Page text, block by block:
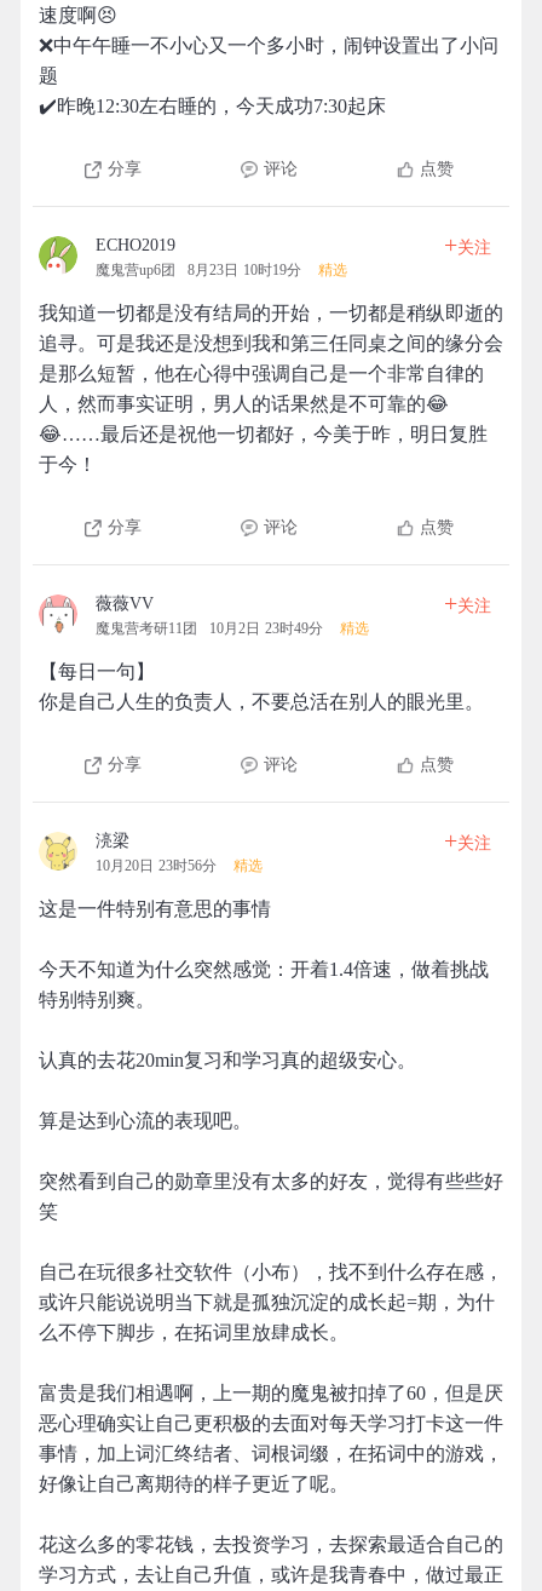
速度啊😣
❌中午午睡一不小心又一个多小时，闹钟设置出了小问
题
✔️昨晚12:30左右睡的，今天成功7:30起床
分享 评论 点赞
ECHO2019
魔鬼营up6团 8月23日 10时19分 精选
+关注
我知道一切都是没有结局的开始，一切都是稍纵即逝的
追寻。可是我还是没想到我和第三任同桌之间的缘分会
是那么短暂，他在心得中强调自己是一个非常自律的
人，然而事实证明，男人的话果然是不可靠的😂
😂……最后还是祝他一切都好，今美于昨，明日复胜
于今！
分享 评论 点赞
薇薇VV
魔鬼营考研11团 10月2日 23时49分 精选
+关注
【每日一句】
你是自己人生的负责人，不要总活在别人的眼光里。
分享 评论 点赞
湸梁
10月20日 23时56分 精选
+关注
这是一件特别有意思的事情
今天不知道为什么突然感觉：开着1.4倍速，做着挑战
特别特别爽。
认真的去花20min复习和学习真的超级安心。
算是达到心流的表现吧。
突然看到自己的勋章里没有太多的好友，觉得有些些好
笑
自己在玩很多社交软件（小布），找不到什么存在感，
或许只能说说明当下就是孤独沉淀的成长起=期，为什
么不停下脚步，在拓词里放肆成长。
富贵是我们相遇啊，上一期的魔鬼被扣掉了60，但是厌
恶心理确实让自己更积极的去面对每天学习打卡这一件
事情，加上词汇终结者、词根词缀，在拓词中的游戏，
好像让自己离期待的样子更近了呢。
花这么多的零花钱，去投资学习，去探索最适合自己的
学习方式，去让自己升值，或许是我青春中，做过最正